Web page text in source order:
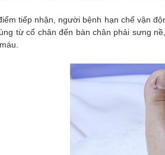
tiếp nhận, người bệnh hạn chế vận
từ cổ chân đến bàn chân phải sưng